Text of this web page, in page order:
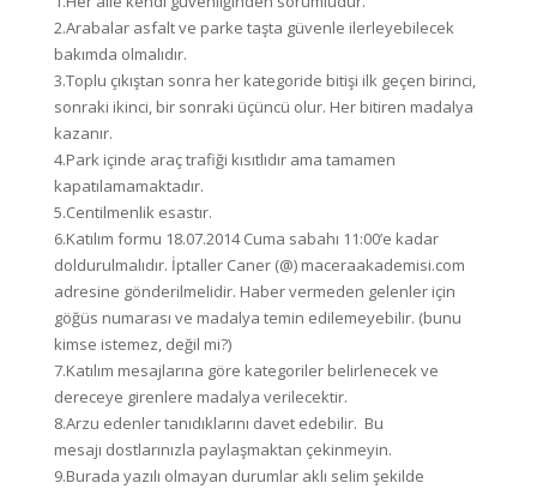
2.Arabalar asfalt ve parke taşta güvenle ilerleyebilecek
bakımda olmalıdır.
3.Toplu çıkıştan sonra her kategoride bitişi ilk geçen birinci,
sonraki ikinci, bir sonraki üçüncü olur. Her bitiren madalya
kazanır.
4.Park içinde araç trafiği kısıtlıdır ama tamamen
kapatılamamaktadır.
5.Centilmenlik esastır.
6.Katılım formu 18.07.2014 Cuma sabahı 11:00’e kadar
doldurulmalıdır. İptaller Caner (@) maceraakademisi.com
adresine gönderilmelidir. Haber vermeden gelenler için
göğüs numarası ve madalya temin edilemeyebilir. (bunu
kimse istemez, değil mi?)
7.Katılım mesajlarına göre kategoriler belirlenecek ve
dereceye girenlere madalya verilecektir.
8.Arzu edenler tanıdıklarını davet edebilir. Bu
mesajı dostlarınızla paylaşmaktan çekinmeyin.
9.Burada yazılı olmayan durumlar aklı selim şekilde